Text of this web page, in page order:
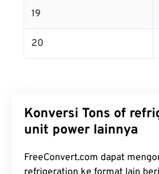
19
20
Konversi Tons of
unit power lainnya
FreeConvert.com dapat